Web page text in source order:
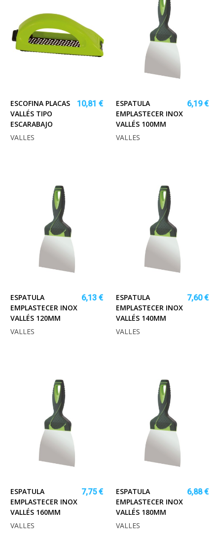
ESCOFINA PLACAS
VALLÉS TIPO
ESCARABAJO
10,81 €
VALLES
ESPATULA
EMPLASTECER INOX
VALLÉS 100MM
6,19 €
VALLES
ESPATULA
EMPLASTECER INOX
VALLÉS 120MM
6,13 €
VALLES
ESPATULA
EMPLASTECER INOX
VALLÉS 140MM
7,60 €
VALLES
ESPATULA
EMPLASTECER INOX
VALLÉS 160MM
7,75 €
VALLES
ESPATULA
EMPLASTECER INOX
VALLÉS 180MM
6,88 €
VALLES